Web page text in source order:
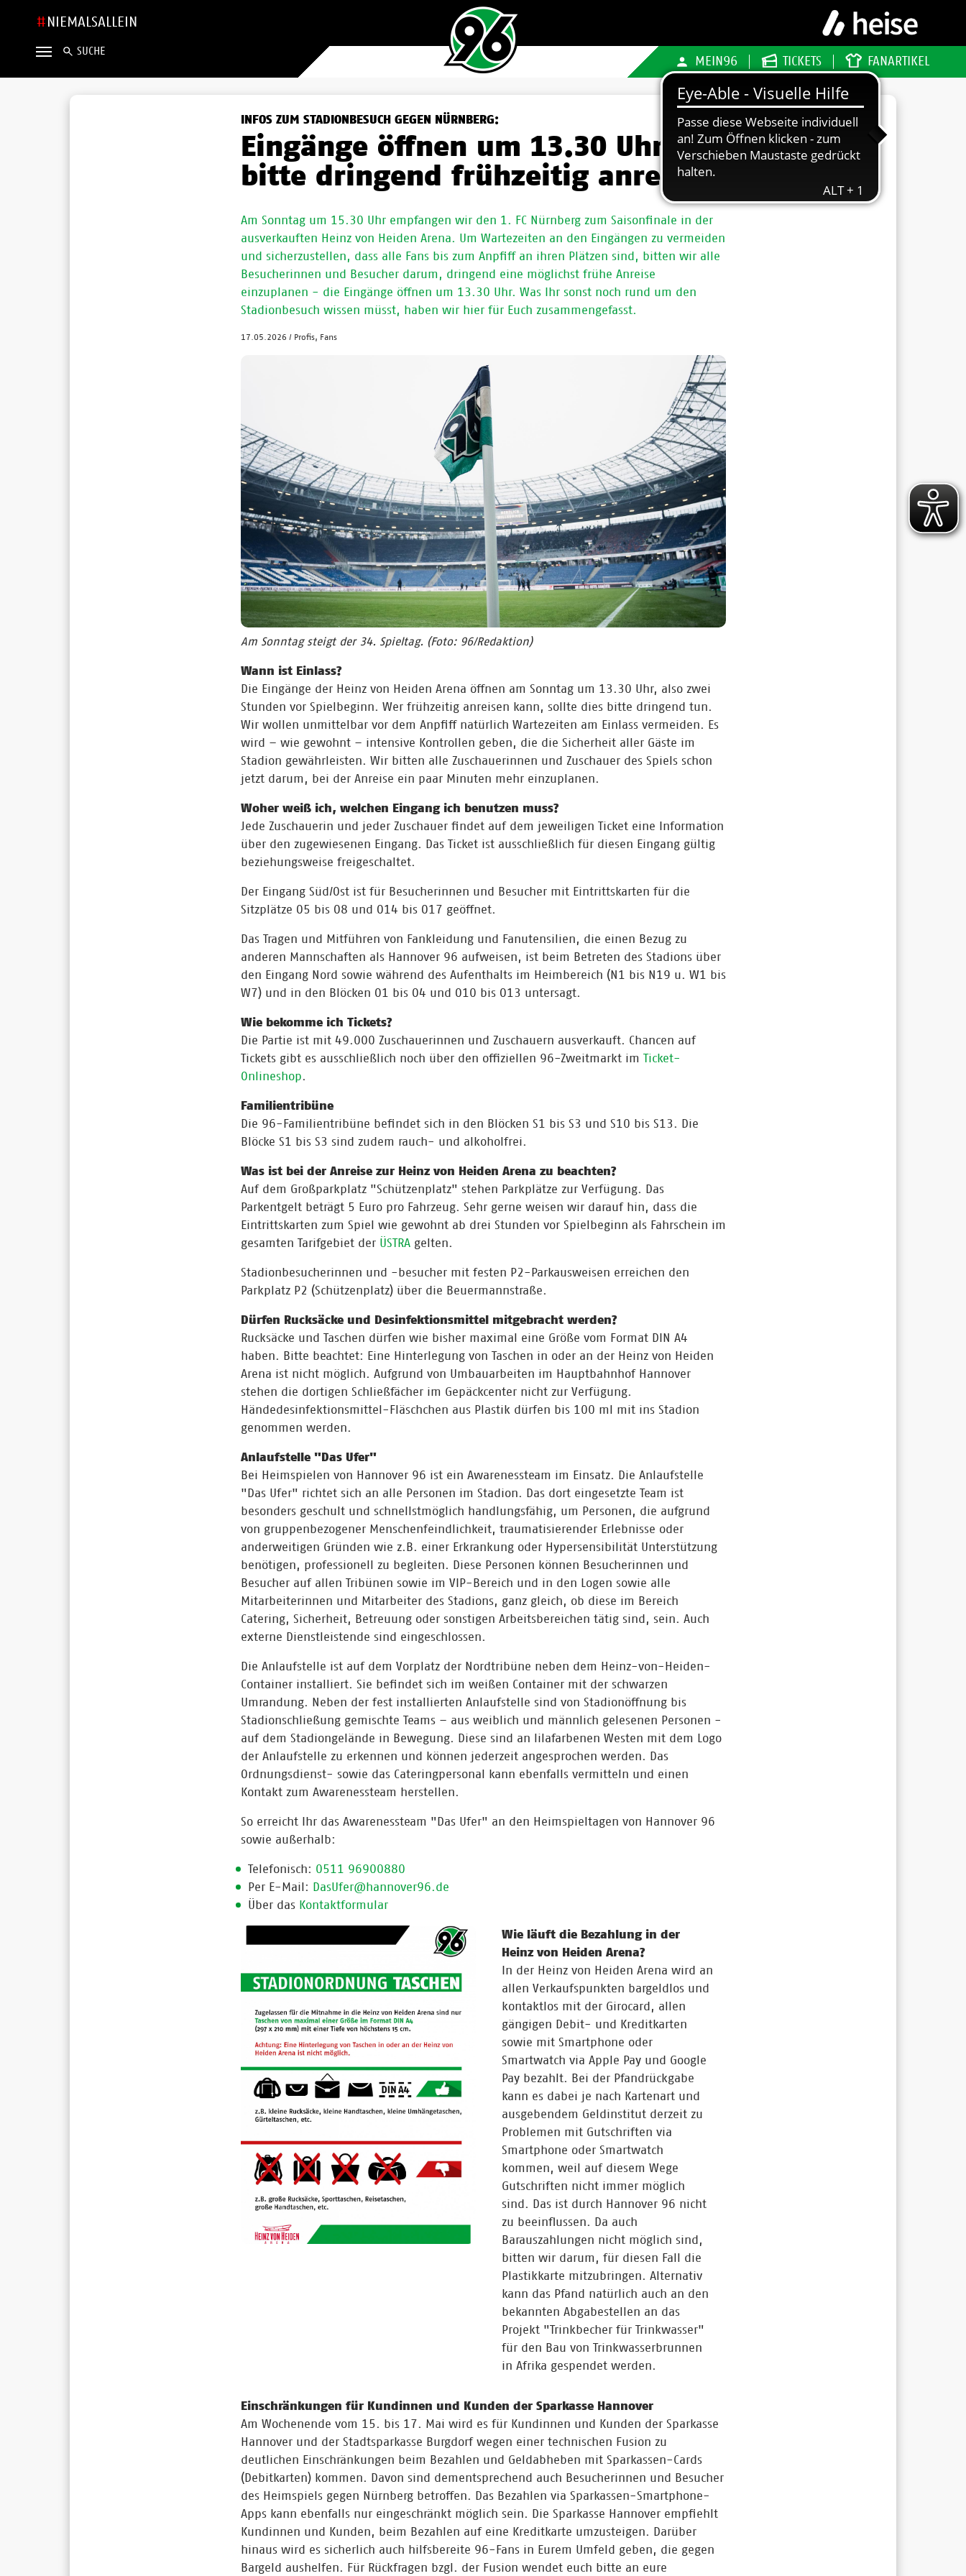
NIEMALSALLEIN
SUCHE
MEIN96 TICKETS FANARTIKEL
INFOS ZUM STADIONBESUCH GEGEN NÜRNBERG:
Eingänge öffnen um 13.30 Uhr -
bitte dringend frühzeitig anreisen
Am Sonntag um 15.30 Uhr empfangen wir den 1. FC Nürnberg zum Saisonfinale in der
ausverkauften Heinz von Heiden Arena. Um Wartezeiten an den Eingängen zu vermeiden
und sicherzustellen, dass alle Fans bis zum Anpfiff an ihren Plätzen sind, bitten wir alle
Besucherinnen und Besucher darum, dringend eine möglichst frühe Anreise
einzuplanen - die Eingänge öffnen um 13.30 Uhr. Was Ihr sonst noch rund um den
Stadionbesuch wissen müsst, haben wir hier für Euch zusammengefasst.
17.05.2026 / Profis, Fans
Am Sonntag steigt der 34. Spieltag. (Foto: 96/Redaktion)
Wann ist Einlass?
Die Eingänge der Heinz von Heiden Arena öffnen am Sonntag um 13.30 Uhr, also zwei
Stunden vor Spielbeginn. Wer frühzeitig anreisen kann, sollte dies bitte dringend tun.
Wir wollen unmittelbar vor dem Anpfiff natürlich Wartezeiten am Einlass vermeiden. Es
wird – wie gewohnt – intensive Kontrollen geben, die die Sicherheit aller Gäste im
Stadion gewährleisten. Wir bitten alle Zuschauerinnen und Zuschauer des Spiels schon
jetzt darum, bei der Anreise ein paar Minuten mehr einzuplanen.
Woher weiß ich, welchen Eingang ich benutzen muss?
Jede Zuschauerin und jeder Zuschauer findet auf dem jeweiligen Ticket eine Information
über den zugewiesenen Eingang. Das Ticket ist ausschließlich für diesen Eingang gültig
beziehungsweise freigeschaltet.
Der Eingang Süd/Ost ist für Besucherinnen und Besucher mit Eintrittskarten für die
Sitzplätze O5 bis O8 und O14 bis O17 geöffnet.
Das Tragen und Mitführen von Fankleidung und Fanutensilien, die einen Bezug zu
anderen Mannschaften als Hannover 96 aufweisen, ist beim Betreten des Stadions über
den Eingang Nord sowie während des Aufenthalts im Heimbereich (N1 bis N19 u. W1 bis
W7) und in den Blöcken O1 bis O4 und O10 bis O13 untersagt.
Wie bekomme ich Tickets?
Die Partie ist mit 49.000 Zuschauerinnen und Zuschauern ausverkauft. Chancen auf
Tickets gibt es ausschließlich noch über den offiziellen 96-Zweitmarkt im
Ticket-
Onlineshop.
Familientribüne
Die 96-Familientribüne befindet sich in den Blöcken S1 bis S3 und S10 bis S13. Die
Blöcke S1 bis S3 sind zudem rauch- und alkoholfrei.
Was ist bei der Anreise zur Heinz von Heiden Arena zu beachten?
Auf dem Großparkplatz "Schützenplatz" stehen Parkplätze zur Verfügung. Das
Parkentgelt beträgt 5 Euro pro Fahrzeug. Sehr gerne weisen wir darauf hin, dass die
Eintrittskarten zum Spiel wie gewohnt ab drei Stunden vor Spielbeginn als Fahrschein im
gesamten Tarifgebiet der ÜSTRAgelten.
Stadionbesucherinnen und -besucher mit festen P2-Parkausweisen erreichen den
Parkplatz P2 (Schützenplatz) über die Beuermannstraße.
Dürfen Rucksäcke und Desinfektionsmittel mitgebracht werden?
Rucksäcke und Taschen dürfen wie bisher maximal eine Größe vom Format DIN A4
haben. Bitte beachtet: Eine Hinterlegung von Taschen in oder an der Heinz von Heiden
Arena ist nicht möglich. Aufgrund von Umbauarbeiten im Hauptbahnhof Hannover
stehen die dortigen Schließfächer im Gepäckcenter nicht zur Verfügung.
Händedesinfektionsmittel-Fläschchen aus Plastik dürfen bis 100 ml mit ins Stadion
genommen werden.
Anlaufstelle "Das Ufer"
Bei Heimspielen von Hannover 96 ist ein Awarenessteam im Einsatz. Die Anlaufstelle
"Das Ufer" richtet sich an alle Personen im Stadion. Das dort eingesetzte Team ist
besonders geschult und schnellstmöglich handlungsfähig, um Personen, die aufgrund
von gruppenbezogener Menschenfeindlichkeit, traumatisierender Erlebnisse oder
anderweitigen Gründen wie z.B. einer Erkrankung oder Hypersensibilität Unterstützung
benötigen, professionell zu begleiten. Diese Personen können Besucherinnen und
Besucher auf allen Tribünen sowie im VIP-Bereich und in den Logen sowie alle
Mitarbeiterinnen und Mitarbeiter des Stadions, ganz gleich, ob diese im Bereich
Catering, Sicherheit, Betreuung oder sonstigen Arbeitsbereichen tätig sind, sein. Auch
externe Dienstleistende sind eingeschlossen.
Die Anlaufstelle ist auf dem Vorplatz der Nordtribüne neben dem Heinz-von-Heiden-
Container installiert. Sie befindet sich im weißen Container mit der schwarzen
Umrandung. Neben der fest installierten Anlaufstelle sind von Stadionöffnung bis
Stadionschließung gemischte Teams – aus weiblich und männlich gelesenen Personen -
auf dem Stadiongelände in Bewegung. Diese sind an lilafarbenen Westen mit dem Logo
der Anlaufstelle zu erkennen und können jederzeit angesprochen werden. Das
Ordnungsdienst- sowie das Cateringpersonal kann ebenfalls vermitteln und einen
Kontakt zum Awarenessteam herstellen.
So erreicht Ihr das Awarenessteam "Das Ufer" an den Heimspieltagen von Hannover 96
sowie außerhalb:
Telefonisch: 0511 96900880
Per E-Mail: DasUfer@hannover96.de
Über das Kontaktformular
Wie läuft die Bezahlung in der
Heinz von Heiden Arena?
In der Heinz von Heiden Arena wird an
allen Verkaufspunkten bargeldlos und
kontaktlos mit der Girocard, allen
gängigen Debit- und Kreditkarten
sowie mit Smartphone oder
Smartwatch via Apple Pay und Google
Pay bezahlt. Bei der Pfandrückgabe
kann es dabei je nach Kartenart und
ausgebendem Geldinstitut derzeit zu
Problemen mit Gutschriften via
Smartphone oder Smartwatch
kommen, weil auf diesem Wege
Gutschriften nicht immer möglich
sind. Das ist durch Hannover 96 nicht
zu beeinflussen. Da auch
Barauszahlungen nicht möglich sind,
bitten wir darum, für diesen Fall die
Plastikkarte mitzubringen. Alternativ
kann das Pfand natürlich auch an den
bekannten Abgabestellen an das
Projekt "Trinkbecher für Trinkwasser"
für den Bau von Trinkwasserbrunnen
in Afrika gespendet werden.
Einschränkungen für Kundinnen und Kunden der Sparkasse Hannover
Am Wochenende vom 15. bis 17. Mai wird es für Kundinnen und Kunden der Sparkasse
Hannover und der Stadtsparkasse Burgdorf wegen einer technischen Fusion zu
deutlichen Einschränkungen beim Bezahlen und Geldabheben mit Sparkassen-Cards
(Debitkarten) kommen. Davon sind dementsprechend auch Besucherinnen und Besucher
des Heimspiels gegen Nürnberg betroffen. Das Bezahlen via Sparkassen-Smartphone-
Apps kann ebenfalls nur eingeschränkt möglich sein. Die Sparkasse Hannover empfiehlt
Kundinnen und Kunden, beim Bezahlen auf eine Kreditkarte umzusteigen. Darüber
hinaus wird es sicherlich auch hilfsbereite 96-Fans in Eurem Umfeld geben, die gegen
Bargeld aushelfen. Für Rückfragen bzgl. der Fusion wendet euch bitte an eure